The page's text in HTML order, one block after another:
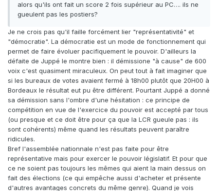
alors qu'ils ont fait un score 2 fois supérieur au PC…. ils ne
gueulent pas les postiers?
Je ne crois pas qu'il faille forcément lier "représentativité" et
"démocratie". La démocratie est un mode de fonctionnement qui
permet de faire évoluer pacifiquement le pouvoir. D'ailleurs la
défaite de Juppé le montre bien : il démissione "à cause" de 600
voix c'est quasiment miraculeux. On peut tout à fait imaginer que
si les bureaux de votes avaient fermé à 18h00 plutôt que 20H00 à
Bordeaux le résultat eut pu être différent. Pourtant Juppé a donné
sa démission sans l'ombre d'une hésitation : ce principe de
compétition en vue de l'exercice du pouvoir est accepté par tous
(ou presque et ce doit être pour ça que la LCR gueule pas : ils
sont cohérents) même quand les résultats peuvent paraître
ridicules.
Bref l'assemblée nationnale n'est pas faite pour être
représentative mais pour exercer le pouvoir législatif. Et pour que
ce ne soient pas toujours les mêmes qui aient la main dessus on
fait des élections (ce qui empêche aussi d'acheter et présente
d'autres avantages concrets du même genre). Quand je vois